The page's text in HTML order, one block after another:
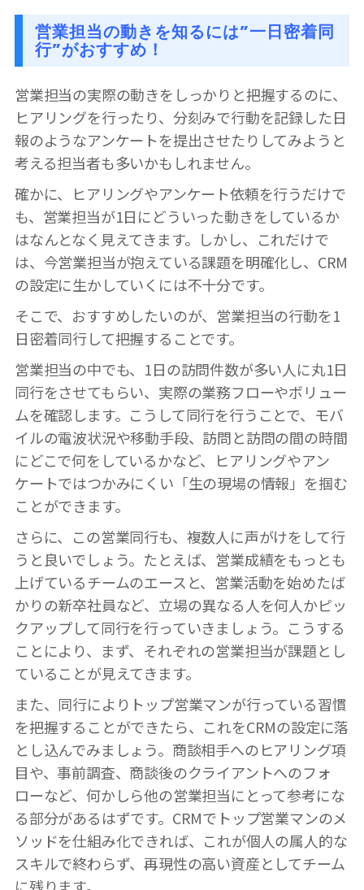
営業担当の動きを知るには”一日密着同
行”がおすすめ！
営業担当の実際の動きをしっかりと把握するのに、
ヒアリングを行ったり、分刻みで行動を記録した日
報のようなアンケートを提出させたりしてみようと
考える担当者も多いかもしれません。
確かに、ヒアリングやアンケート依頼を行うだけで
も、営業担当が1日にどういった動きをしているか
はなんとなく見えてきます。しかし、これだけで
は、今営業担当が抱えている課題を明確化し、CRM
の設定に生かしていくには不十分です。
そこで、おすすめしたいのが、営業担当の行動を1
日密着同行して把握することです。
営業担当の中でも、1日の訪問件数が多い人に丸1日
同行をさせてもらい、実際の業務フローやボリュー
ムを確認します。こうして同行を行うことで、モバ
イルの電波状況や移動手段、訪問と訪問の間の時間
にどこで何をしているかなど、ヒアリングやアン
ケートではつかみにくい 「生の現場の情報」を掴む
ことができます。
さらに、この営業同行も、複数人に声がけをして行
うと良いでしょう。たとえば、営業成績をもっとも
上げているチームのエースと、営業活動を始めたば
かりの新卒社員など、立場の異なる人を何人かピッ
クアップして同行を行っていきましょう。こうする
ことにより、まず、それぞれの営業担当が課題とし
ていることが見えてきます。
また、同行によりトップ営業マンが行っている習慣
を把握することができたら、これをCRMの設定に落
とし込んでみましょう。商談相手へのヒアリング項
目や、事前調査、商談後のクライアントへのフォ
ローなど、何かしら他の営業担当にとって参考にな
る部分があるはずです。CRMでトップ営業マンのメ
ソッドを仕組み化できれば、これが個人の属人的な
スキルで終わらず、再現性の高い資産としてチーム